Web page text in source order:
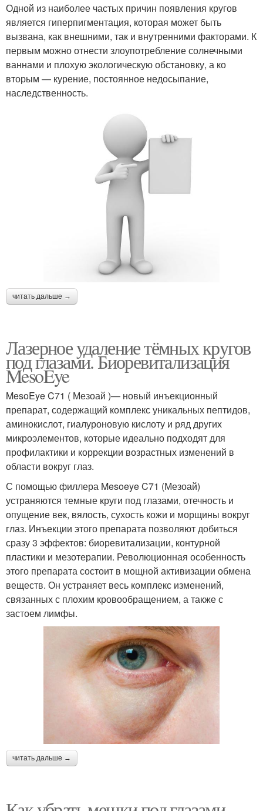
Одной из наиболее частых причин появления кругов
является гиперпигментация, которая может быть
вызвана, как внешними, так и внутренними факторами. К
первым можно отнести злоупотребление солнечными
ваннами и плохую экологическую обстановку, а ко
вторым — курение, постоянное недосыпание,
наследственность.
читать дальше →
Лазерное удаление тёмных кругов
под глазами. Биоревитализация
MesoEye
MesoEye C71 ( Мезоай )— новый инъекционный
препарат, содержащий комплекс уникальных пептидов,
аминокислот, гиалуроновую кислоту и ряд других
микроэлементов, которые идеально подходят для
профилактики и коррекции возрастных изменений в
области вокруг глаз.
С помощью филлера Mesoeye C71 (Мезоай)
устраняются темные круги под глазами, отечность и
опущение век, вялость, сухость кожи и морщины вокруг
глаз. Инъекции этого препарата позволяют добиться
сразу 3 эффектов: биоревитализации, контурной
пластики и мезотерапии. Революционная особенность
этого препарата состоит в мощной активизации обмена
веществ. Он устраняет весь комплекс изменений,
связанных с плохим кровообращением, а также с
застоем лимфы.
читать дальше →